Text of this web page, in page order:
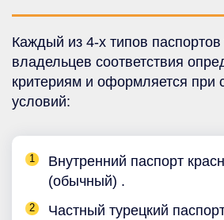
Каждый из 4-х типов паспортов
владельцев соответствия
критериям и оформляется при
условий:
Внутренний паспорт
(обычный) .
Частный турецкий